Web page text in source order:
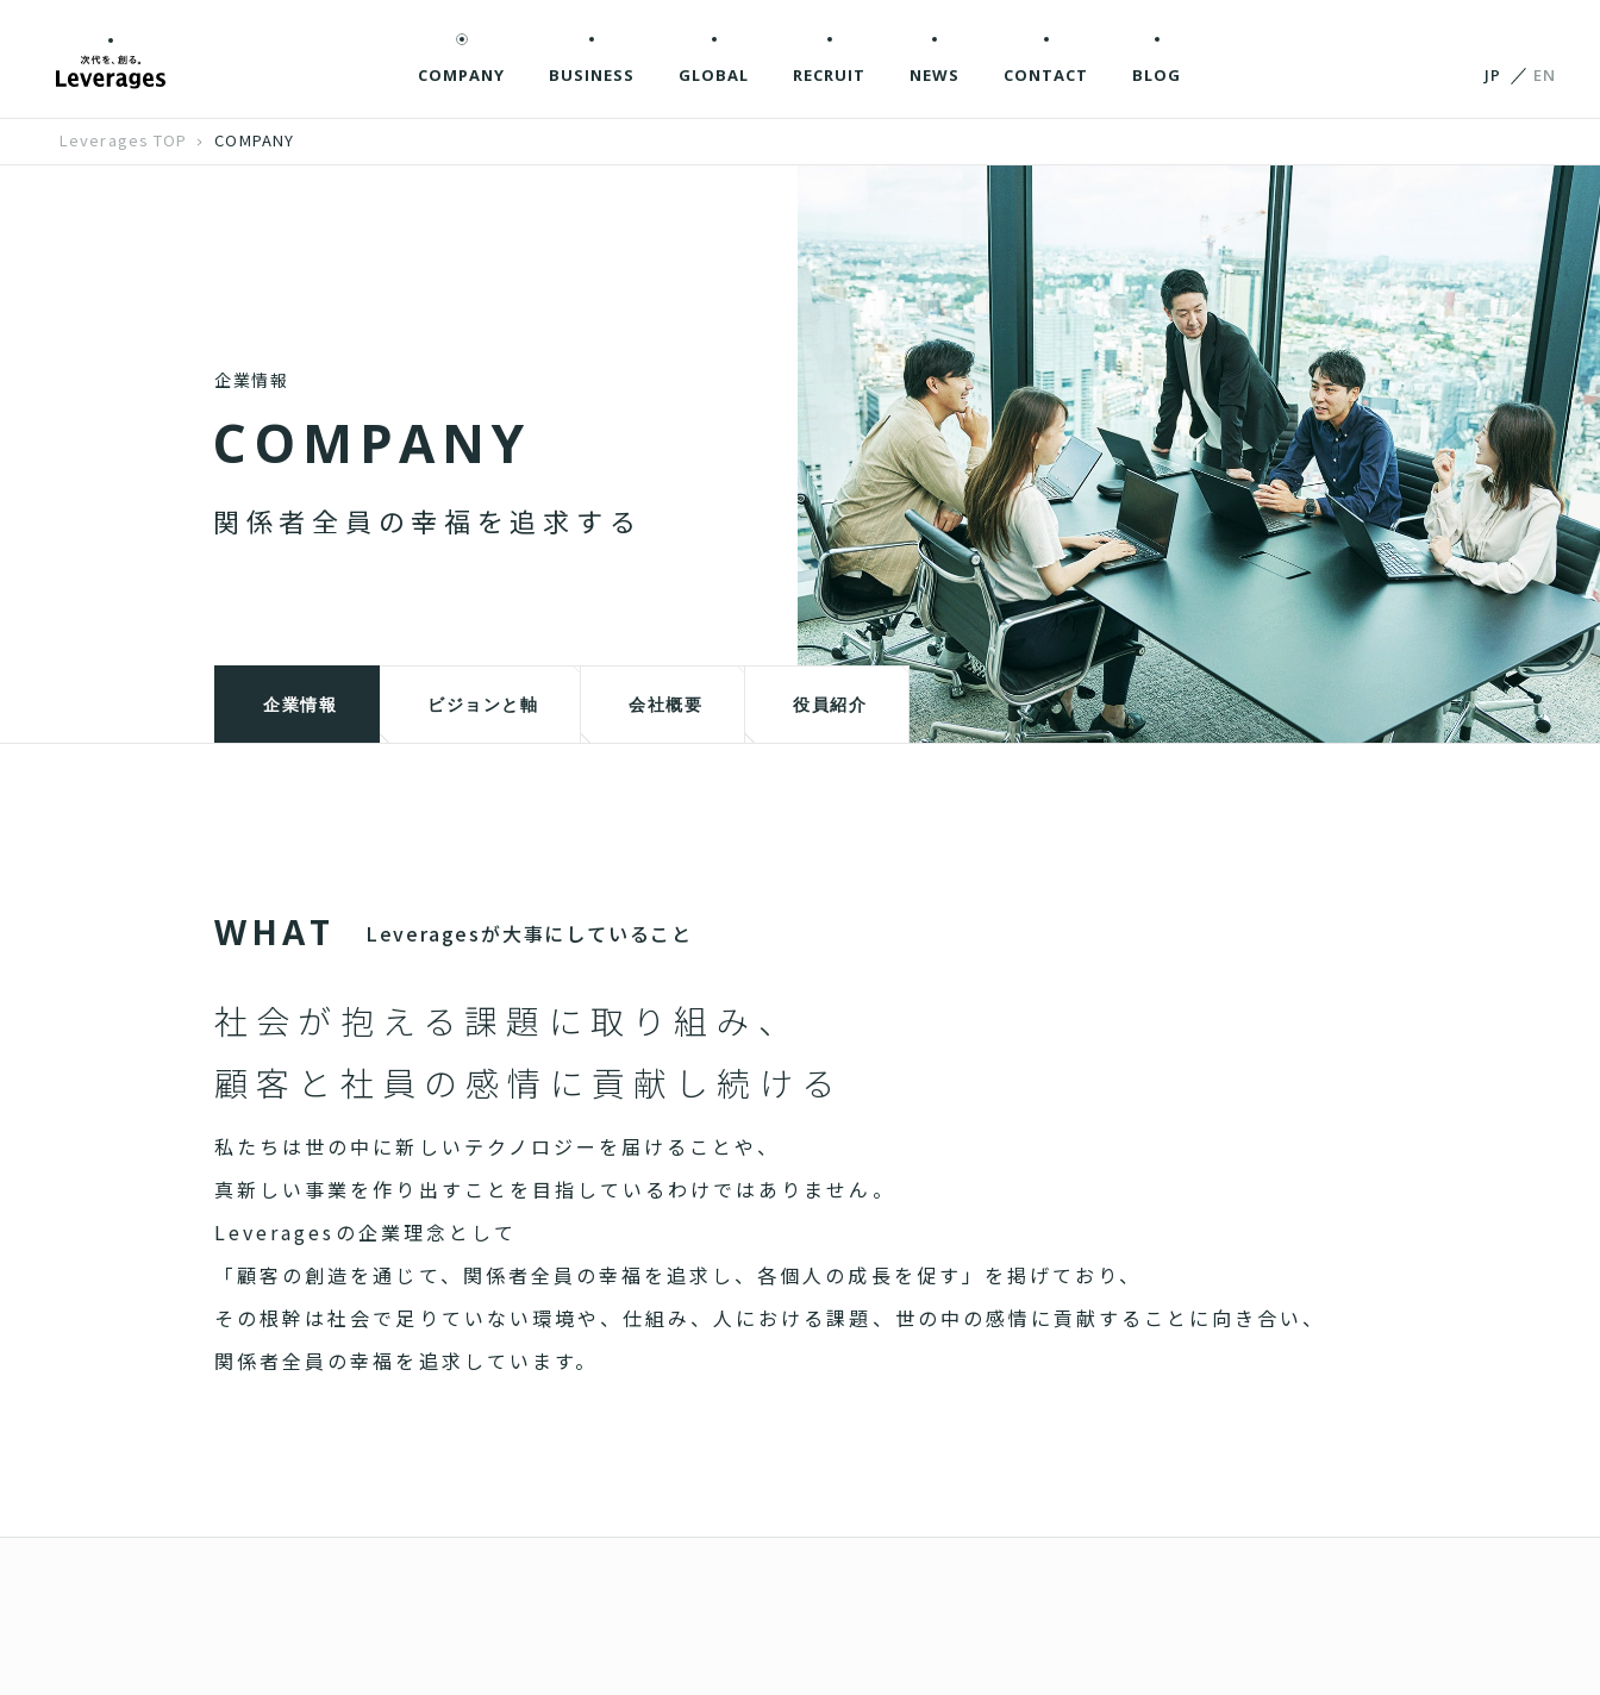
COMPANY BUSINESS GLOBAL RECRUIT NEWS CONTACT BLOG JP EN
Leverages TOP COMPANY
企業情報
CO M PANY
関 係者 全 員 の 幸 福 を 追 求 す る
企業情報 ビジョンと軸 会社概要 役員紹介
企業情報 ビジョンと軸 役員紹介
WHAT Leveragesが大事にしていること
社会が抱える課題に取り組み、
顧客と社員の感情に貢献し続ける
私たちは世の中に新しいテクノロジーを届けることや、
真新しい事業を作り出すことを目指しているわけではありません。
Leveragesの企業理念として
「顧客の創造を通じて、関係者全員の幸福を追求し、各個人の成長を促す」を掲げており、
その根幹は社会で足りていない環境や、仕組み、人における課題、世の中の感情に貢献することに向き合い、
関係者全員の幸福を追求しています。